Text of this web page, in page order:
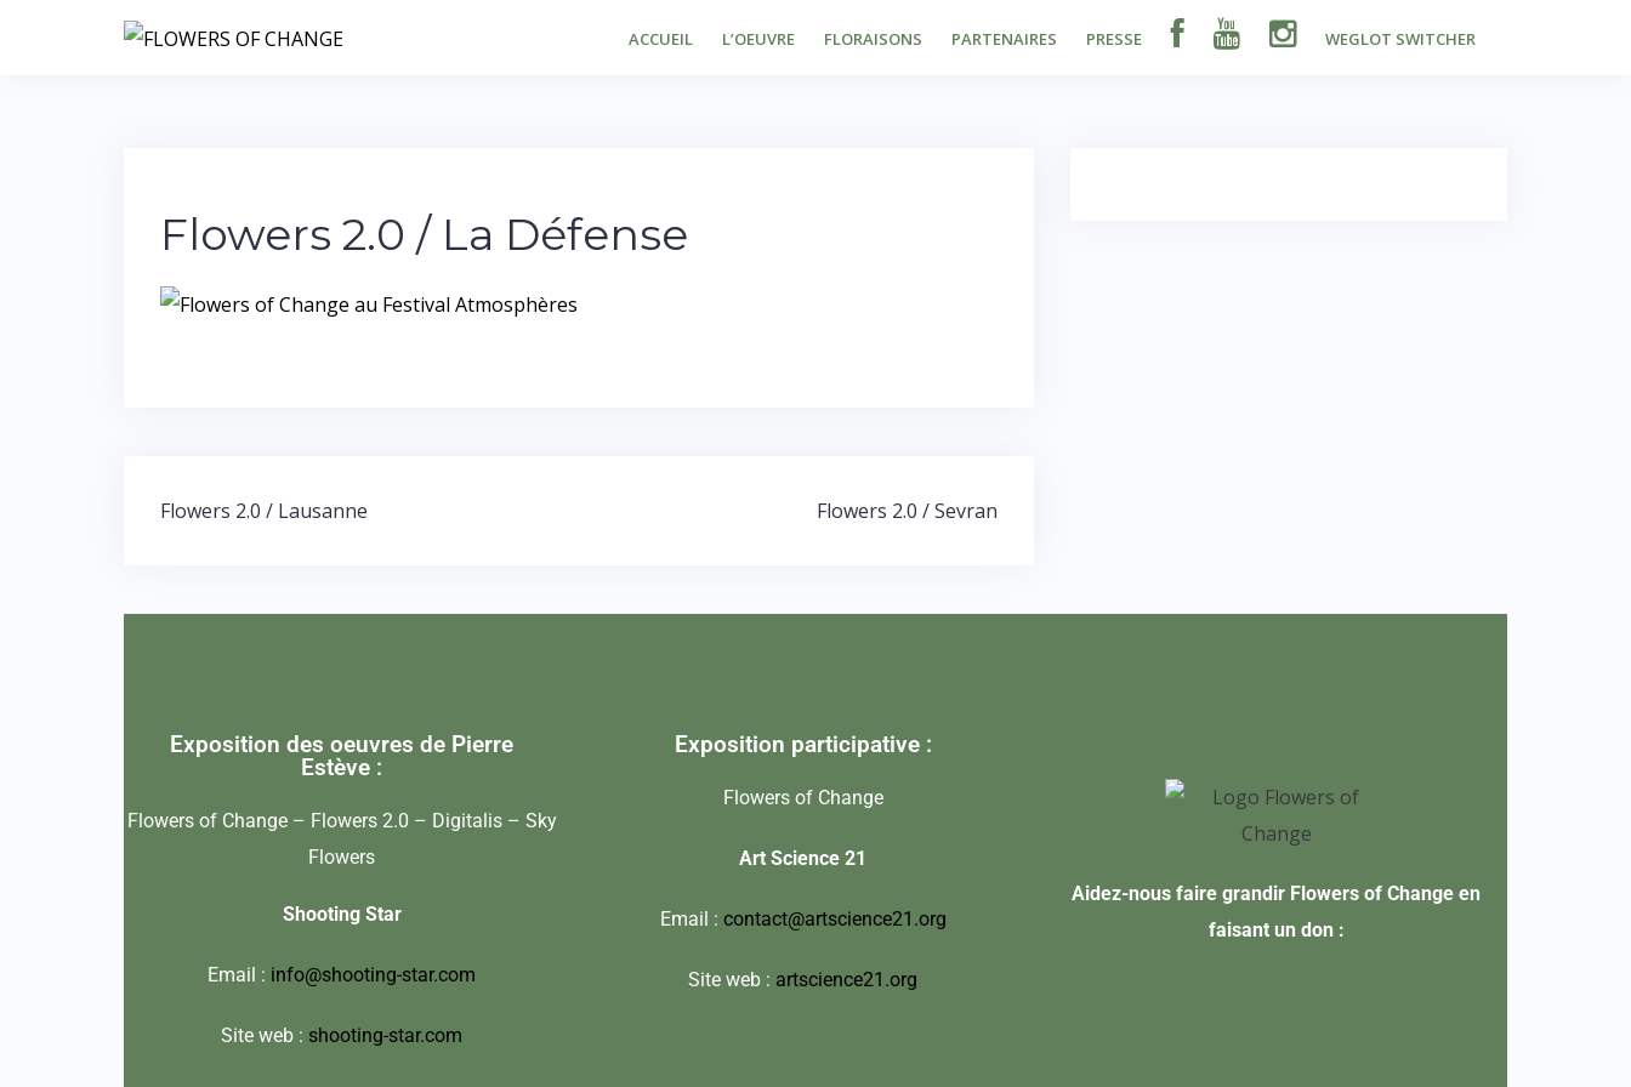
ACCUEIL L’OEUVRE FLORAISONS PARTENAIRES PRESSE WEGLOT SWITCHER
Flowers 2.0 / La Défense
Flowers 2.0 / Lausanne Flowers 2.0 / Sevran
Exposition des oeuvres de Pierre
Estève :
Flowers of Change – Flowers 2.0 – Digitalis – Sky
Flowers
Shooting Star
Email : info@shooting-star.com
Site web : shooting-star.com
Exposition participative :
Flowers of Change
Art Science 21
Email : contact@artscience21.org
Site web : artscience21.org
Aidez-nous faire grandir Flowers of Change en
faisant un don :